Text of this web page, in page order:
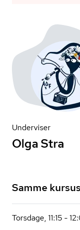
Underviser
Olga Stra
Samme
Torsdage, 11:15 -